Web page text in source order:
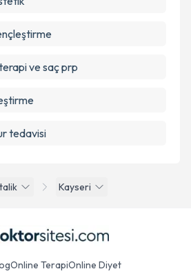
Kayseri
ve saç prp
tedavisi
Online TerapiOnline Diyet